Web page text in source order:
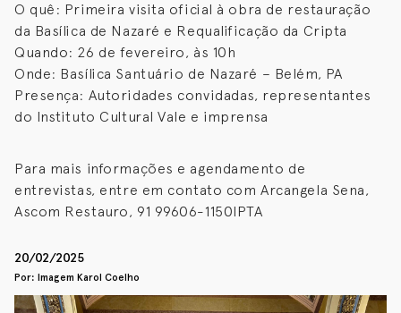
O quê: Primeira visita oficial à obra de restauração
da Basílica de Nazaré e Requalificação da Cripta
Quando: 26 de fevereiro, às 10h
Onde: Basílica Santuário de Nazaré – Belém, PA
Presença: Autoridades convidadas, representantes
do Instituto Cultural Vale e imprensa
Para mais informações e agendamento de
entrevistas, entre em contato com Arcangela Sena,
Ascom Restauro, 91 99606-1150IPTA
20/02/2025
Por: Imagem Karol Coelho